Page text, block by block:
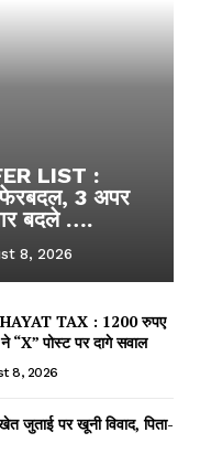
LIST :
3 अपर
बदले ….
8, 2026
TAX : 1200 रुपए
“X” पोस्ट पर दागे सवाल
8, 2026
पर खूनी विवाद, पिता-